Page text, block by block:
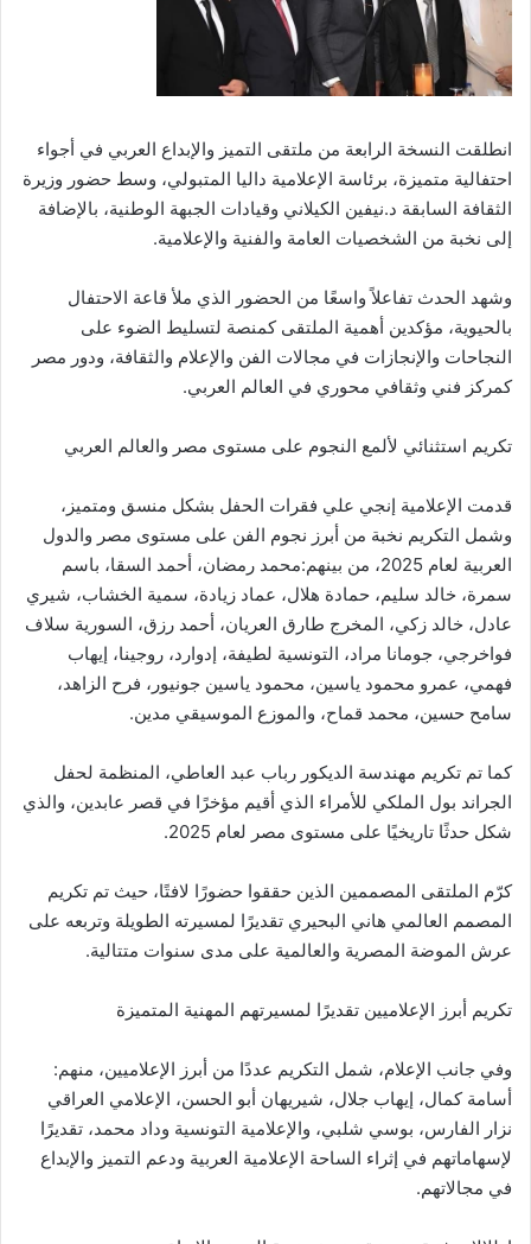
انطلقت النسخة الرابعة من ملتقى التميز والإبداع العربي في أجواء
احتفالية متميزة، برئاسة الإعلامية داليا المتبولي، وسط حضور وزيرة
الثقافة السابقة د.نيفين الكيلاني وقيادات الجبهة الوطنية، بالإضافة
إلى نخبة من الشخصيات العامة والفنية والإعلامية.
وشهد الحدث تفاعلاً واسعًا من الحضور الذي ملأ قاعة الاحتفال
بالحيوية، مؤكدين أهمية الملتقى كمنصة لتسليط الضوء على
النجاحات والإنجازات في مجالات الفن والإعلام والثقافة، ودور مصر
كمركز فني وثقافي محوري في العالم العربي.
تكريم استثنائي لألمع النجوم على مستوى مصر والعالم العربي
قدمت الإعلامية إنجي علي فقرات الحفل بشكل منسق ومتميز،
وشمل التكريم نخبة من أبرز نجوم الفن على مستوى مصر والدول
العربية لعام 2025، من بينهم:محمد رمضان، أحمد السقا، باسم
سمرة، خالد سليم، حمادة هلال، عماد زيادة، سمية الخشاب، شيري
عادل، خالد زكي، المخرج طارق العريان، أحمد رزق، السورية سلاف
فواخرجي، جومانا مراد، التونسية لطيفة، إدوارد، روجينا، إيهاب
فهمي، عمرو محمود ياسين، محمود ياسين جونيور، فرح الزاهد،
سامح حسين، محمد قماح، والموزع الموسيقي مدين.
كما تم تكريم مهندسة الديكور رباب عبد العاطي، المنظمة لحفل
الجراند بول الملكي للأمراء الذي أقيم مؤخرًا في قصر عابدين، والذي
شكل حدثًا تاريخيًا على مستوى مصر لعام 2025.
كرّم الملتقى المصممين الذين حققوا حضورًا لافتًا، حيث تم تكريم
المصمم العالمي هاني البحيري تقديرًا لمسيرته الطويلة وتربعه على
عرش الموضة المصرية والعالمية على مدى سنوات متتالية.
تكريم أبرز الإعلاميين تقديرًا لمسيرتهم المهنية المتميزة
وفي جانب الإعلام، شمل التكريم عددًا من أبرز الإعلاميين، منهم:
أسامة كمال، إيهاب جلال، شيريهان أبو الحسن، الإعلامي العراقي
نزار الفارس، بوسي شلبي، والإعلامية التونسية وداد محمد، تقديرًا
لإسهاماتهم في إثراء الساحة الإعلامية العربية ودعم التميز والإبداع
في مجالاتهم.